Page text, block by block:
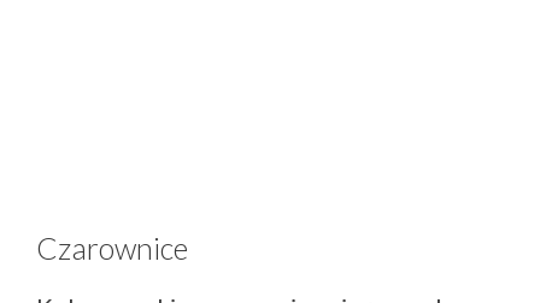
Czarownice